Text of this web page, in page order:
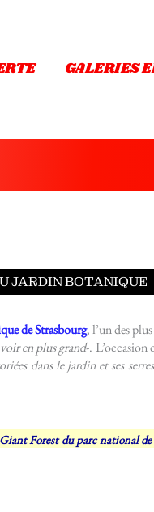
GALERIES
JARDIN BOTANIQUE
de Strasbourg, l’un des
en plus grand-. L’occasion
dans le jardin et ses serres
Forest du parc national